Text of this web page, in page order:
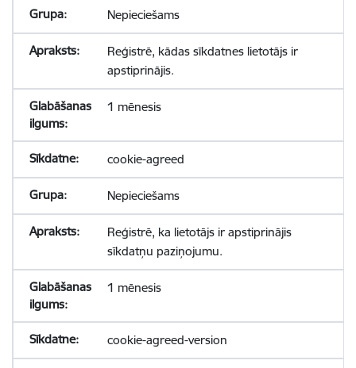
Nepieciešams
Reģistrē, kādas sīkdatnes lietotājs ir
apstiprinājis.
1 mēnesis
cookie-agreed
Nepieciešams
Reģistrē, ka lietotājs ir apstiprinājis
sīkdatņu paziņojumu.
1 mēnesis
cookie-agreed-version